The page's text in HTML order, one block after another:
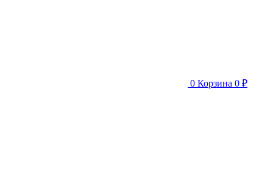
0 Корзина 0 ₽